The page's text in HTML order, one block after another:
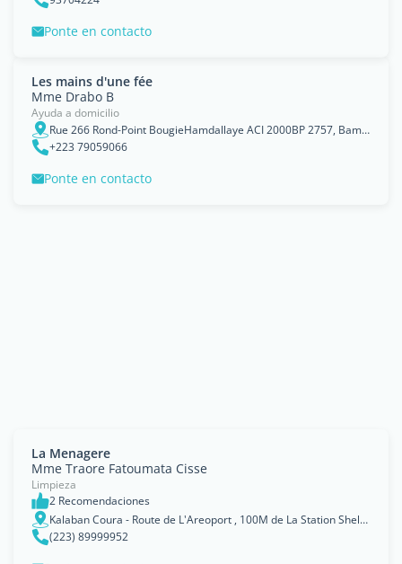
Ponte en contacto
Les mains d'une fée
Mme Drabo B
Ayuda a domicilio
Rue 266 Rond-Point BougieHamdallaye ACI 2000BP 2757, Bamako
+223 79059066
Ponte en contacto
La Menagere
Mme Traore Fatoumata Cisse
Limpieza
2 Recomendaciones
Kalaban Coura - Route de L'Areoport , 100M de La Station Shell, Bamako
(223) 89999952